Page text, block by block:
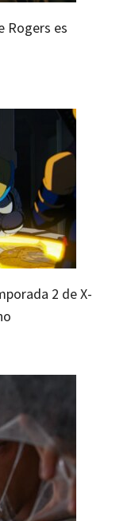
Rogers es
2 de X-